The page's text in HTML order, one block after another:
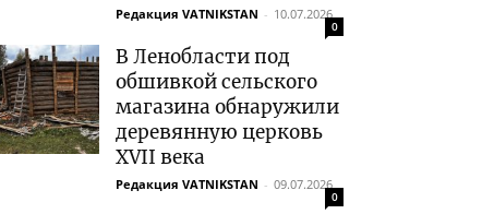
Редакция VATNIKSTAN - 10.07.2026
0
В Ленобласти под
обшивкой сельского
магазина обнаружили
деревянную церковь
XVII века
Редакция VATNIKSTAN - 09.07.2026
0